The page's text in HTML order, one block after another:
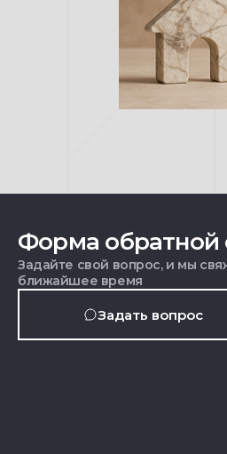
Форма обратной
Задайте свой вопрос, и мы
ближайшее время
Задать вопрос